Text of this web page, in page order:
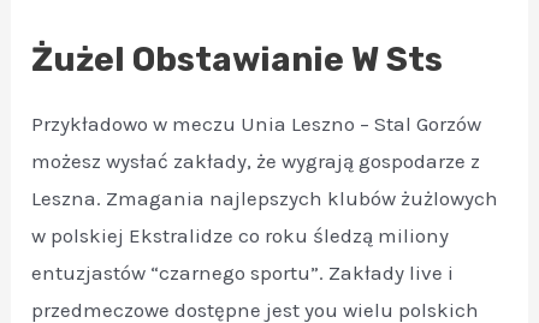
Żużel Obstawianie W Sts
Przykładowo w meczu Unia Leszno – Stal Gorzów
możesz wysłać zakłady, że wygrają gospodarze z
Leszna. Zmagania najlepszych klubów żużlowych
w polskiej Ekstralidze co roku śledzą miliony
entuzjastów “czarnego sportu”. Zakłady live i
przedmeczowe dostępne jest you wielu polskich